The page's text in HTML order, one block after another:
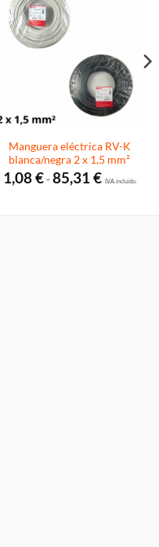
Manguera eléctrica RV-K
blanca/negra 2 x 1,5 mm²
1,08€ - 85,31 €Rango
de
I.V.A. incluido.